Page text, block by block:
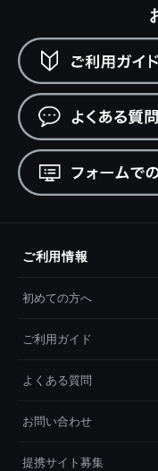
ご利用情報
初めての方へ
ご利用ガイド
よくある質問
お問い合わせ
提携サイト募集